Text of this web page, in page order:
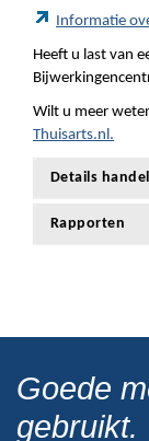
Informatie
Heeft u last van
Wilt u meer
Thuisarts.nl.
Details
Rapporten
Goede
gebruikt.